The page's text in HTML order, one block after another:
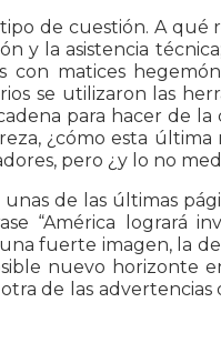
de cuestión. A qué
y la asistencia
matices
se utilizaron las
para hacer de la
¿cómo esta
pero ¿y lo no
de las últimas
“América logrará
fuerte imagen, la
nuevo horizonte
de las